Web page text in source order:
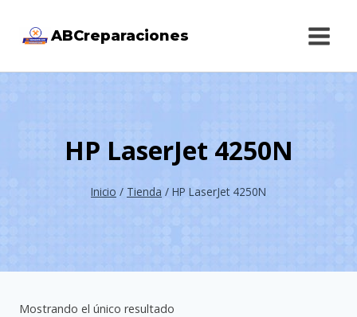
ABCreparaciones
HP LaserJet 4250N
Inicio / Tienda / HP LaserJet 4250N
Mostrando el único resultado